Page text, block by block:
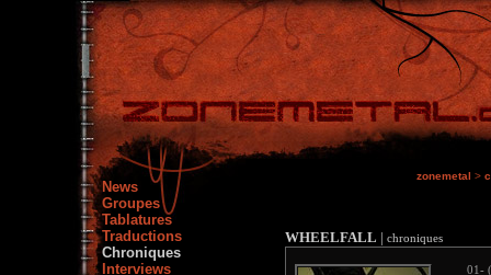
News
Groupes
Tablatures
Traductions
Chroniques
Interviews
zonemetal >
WHEELFALL | chroniques
01-